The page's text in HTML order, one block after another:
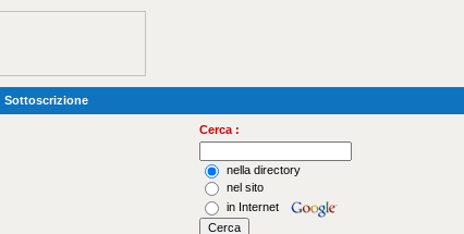
Sottoscrizione
Cerca :
nella directory
nel sito
in Internet